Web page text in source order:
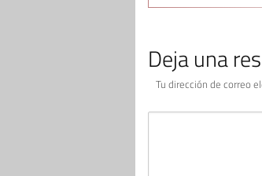
Deja una
Tu dirección de correo